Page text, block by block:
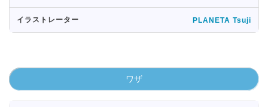
イラストレーター PLANETA Tsuji
ワザ